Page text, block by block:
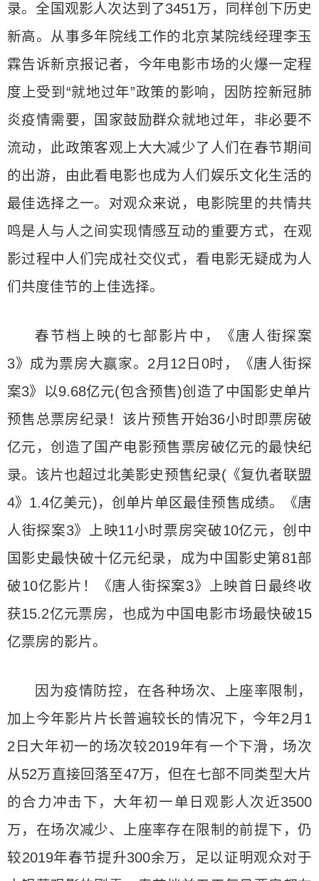
录。全国观影人次达到了3451万，同样创下历史
新高。从事多年院线工作的北京某院线经理李玉
霖告诉新京报记者，今年电影市场的火爆一定程
度上受到“就地过年”政策的影响，因防控新冠肺
炎疫情需要，国家鼓励群众就地过年，非必要不
流动，此政策客观上大大减少了人们在春节期间
的出游，由此看电影也成为人们娱乐文化生活的
最佳选择之一。对观众来说，电影院里的共情共
鸣是人与人之间实现情感互动的重要方式，在观
影过程中人们完成社交仪式，看电影无疑成为人
们共度佳节的上佳选择。
春节档上映的七部影片中，《唐人街探案
3》成为票房大赢家。2月12日0时，《唐人街探
案3》以9.68亿元(包含预售)创造了中国影史单片
预售总票房纪录！该片预售开始36小时即票房破
亿元，创造了国产电影预售票房破亿元的最快纪
录。该片也超过北美影史预售纪录(《复仇者联盟
4》1.4亿美元)，创单片单区最佳预售成绩。《唐
人街探案3》上映11小时票房突破10亿元，创中
国影史最快破十亿元纪录，成为中国影史第81部
破10亿影片！《唐人街探案3》上映首日最终收
获15.2亿元票房，也成为中国电影市场最快破15
亿票房的影片。
因为疫情防控，在各种场次、上座率限制，
加上今年影片片长普遍较长的情况下，今年2月1
2日大年初一的场次较2019年有一个下滑，场次
从52万直接回落至47万，但在七部不同类型大片
的合力冲击下，大年初一单日观影人次近3500
万，在场次减少、上座率存在限制的前提下，仍
较2019年春节提升300余万，足以证明观众对于